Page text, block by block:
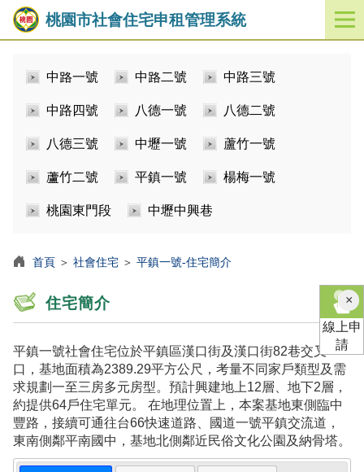
桃園市社會住宅申租管理系統
開
啟
中路一號 中路二號 中路三號
中路四號 八德一號 八德二號
八德三號 中壢一號 蘆竹一號
蘆竹二號 平鎮一號 楊梅一號
桃園東門段 中壢中興巷
首頁 ＞ 社會住宅 ＞ 平鎮一號-住宅簡介
住宅簡介
平鎮一號社會住宅位於平鎮區漢口街及漢口街82巷交叉
口，基地面積為2389.29平方公尺，考量不同家戶類型及需
求規劃一至三房多元房型。預計興建地上12層、地下2層，
約提供64戶住宅單元。 在地理位置上，本案基地東側臨中
豐路，接續可通往台66快速道路、國道一號平鎮交流道，
東南側鄰平南國中，基地北側鄰近民俗文化公園及納骨塔。
×關
閉
線上申
請